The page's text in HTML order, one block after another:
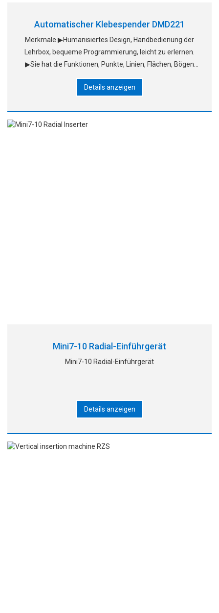
Automatischer Klebespender DMD221
Merkmale ▶Humanisiertes Design, Handbedienung der
Lehrbox, bequeme Programmierung, leicht zu erlernen.
▶Sie hat die Funktionen, Punkte, Linien, Flächen, Bögen
und uninterr zu zeichnen
Details anzeigen
Mini7-10 Radial-Einführgerät
Mini7-10 Radial-Einführgerät
Details anzeigen